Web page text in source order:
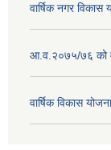
वार्षिक नगर
आ.व.२०७५/७६ को
वार्षिक विकास